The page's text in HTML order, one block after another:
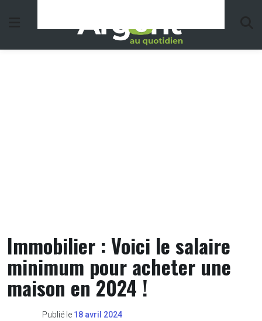
Immobilier : Voici le salaire
minimum pour acheter une
maison en 2024 !
Publié le 18 avril 2024